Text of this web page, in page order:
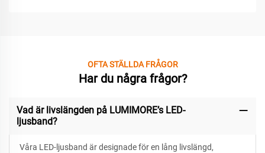
OFTA STÄLLDA FRÅGOR
Har du några frågor?
Vad är livslängden på LUMIMORE’s LED-
ljusband?
Våra LED-ljusband är designade fören lång livslängd,